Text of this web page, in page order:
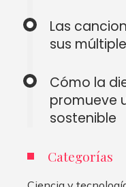
Las
sus
Cómo la
promueve
sostenible
Categorías